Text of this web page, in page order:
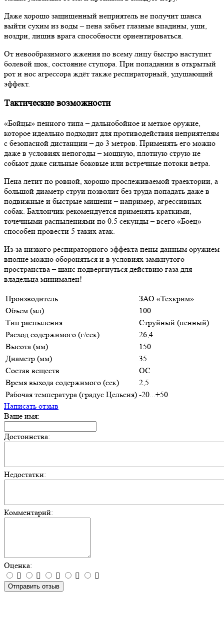
Даже хорошо защищенный неприятель не получит шанса
выйти сухим из воды – пена забьет глазные впадины, уши,
ноздри, лишив врага способности ориентироваться.
От невообразимого жжения по всему лицу быстро наступит
болевой шок, состояние ступора. При попадании в открытый
рот и нос агрессора ждёт также респираторный, удушающий
эффект.
Тактические возможности
«Бойцы» пенного типа – дальнобойное и меткое оружие,
которое идеально подходит для противодействия неприятелям
с безопасной дистанции – до 3 метров. Применять его можно
даже в условиях непогоды – мощную, плотную струю не
собьют даже сильные боковые или встречные потоки ветра.
Пена летит по ровной, хорошо прослеживаемой траектории, а
большой диаметр струи позволит без труда попадать даже в
подвижные и быстрые мишени – например, агрессивных
собак. Баллончик рекомендуется применять краткими,
точечными распылениями по 0.5 секунды – всего «Боец»
способен провести 5 таких атак.
Из-за низкого респираторного эффекта пены данным оружием
вполне можно обороняться и в условиях замкнутого
пространства – шанс подвергнуться действию газа для
владельца минимален!
Производитель
ЗАО «Техкрим»
Объем (мл)
100
Тип распыления
Струйный (пенный)
Расход содержимого (г/сек)
26,4
Высота (мм)
150
Диаметр (мм)
35
Состав веществ
OC
Время выхода содержимого (сек)
2,5
Рабочая температура (градус Цельсия) -20...+50
Написать отзыв
Ваше имя:
Достоинства:
Недостатки:
Комментарий:
Оценка:
Отправить отзыв